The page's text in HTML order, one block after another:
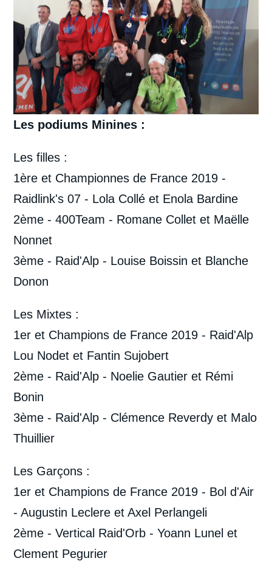
Les podiums Minines :
Les filles :
1ère et Championnes de France 2019 -
Raidlink's 07 - Lola Collé et Enola Bardine
2ème - 400Team - Romane Collet et Maëlle
Nonnet
3ème - Raid'Alp - Louise Boissin et Blanche
Donon
Les Mixtes :
1er et Champions de France 2019 - Raid'Alp
Lou Nodet et Fantin Sujobert
2ème - Raid'Alp - Noelie Gautier et Rémi
Bonin
3ème - Raid'Alp - Clémence Reverdy et Malo
Thuillier
Les Garçons :
1er et Champions de France 2019 - Bol d'Air
- Augustin Leclere et Axel Perlangeli
2ème - Vertical Raid'Orb - Yoann Lunel et
Clement Pegurier